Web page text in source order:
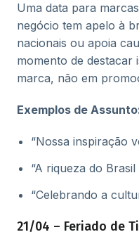
Uma data para
negócio tem apelo à
nacionais ou apoia
momento de destacar
marca, não em
Exemplos de
“Nossa inspiração
“A riqueza do
“Celebrando a
21/04 – Feriado de